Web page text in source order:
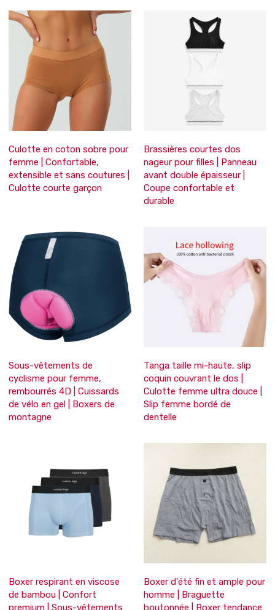
Culotte en coton sobre pour
femme | Confortable,
extensible et sans coutures |
Culotte courte garçon
Brassières courtes dos
nageur pour filles | Panneau
avant double épaisseur |
Coupe confortable et
durable
Sous-vêtements de
cyclisme pour femme,
rembourrés 4D | Cuissards
de vélo en gel | Boxers de
montagne
Tanga taille mi-haute, slip
coquin couvrant le dos |
Culotte femme ultra douce |
Slip femme bordé de
dentelle
Boxer respirant en viscose
de bambou | Confort
premium | Sous-vêtements
Boxer d'été fin et ample pour
homme | Braguette
boutonnée | Boxer tendance